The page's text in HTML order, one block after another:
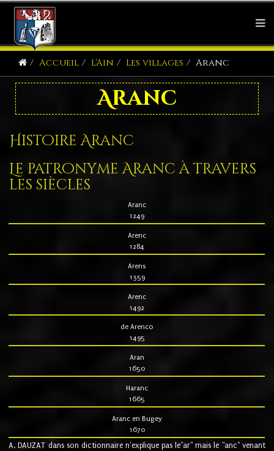
Accueil L'Ain Les villages Aranc
Aranc
Histoire Aranc
Le patronyme Aranc à travers
les siècles
Aranc
1249
Arenc
1284
Arens
1359
Arenc
1492
de Arenco
1495
Aran
1650
Haranc
1665
Aranc en Bugey
1670
A. DAUZAT dans son dictionnaire n'explique pas le"ar" mais le "anc" venant